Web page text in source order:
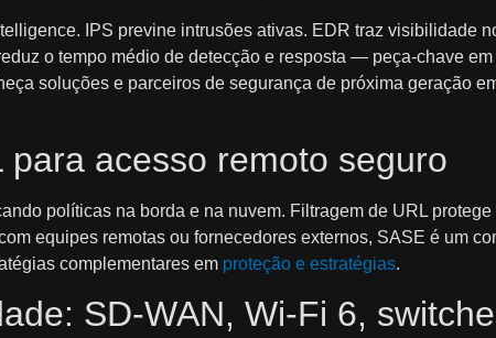
IPS previne intrusões ativas. EDR traz visibilidade
o tempo médio de detecção e resposta — peça-chave
soluções e parceiros de segurança de próxima geração
acesso remoto seguro
políticas na borda e na nuvem. Filtragem de URL protege
equipes remotas ou fornecedores externos, SASE é um
complementares em proteção e estratégias.
SD‑WAN, Wi‑Fi 6,